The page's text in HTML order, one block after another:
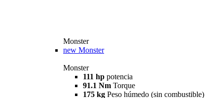
Monster
new Monster
Monster
111 hp potencia
91.1 Nm Torque
175 kg Peso húmedo (sin combustible)